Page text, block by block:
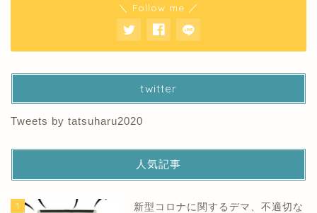
＼ Follow me ／
twitter
Tweets by tatsuharu2020
人気記事
1
新型コロナに関するデマ、不適切な